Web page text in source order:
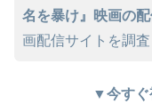
名を暴け』映画の
画配信サイトを調査
▼今すぐ